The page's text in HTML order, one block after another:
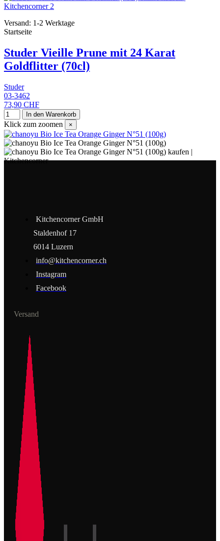
Versand: 1-2 Werktage
Startseite
Studer Vieille Prune mit 24 Karat
Goldflitter (70cl)
Studer
03-3462
73,90 CHF
In den Warenkorb
Klick zum zoomen ×
Kitchencorner GmbH
Staldenhof 17
6014 Luzern
info@kitchencorner.ch
Instagram
Facebook
Versand